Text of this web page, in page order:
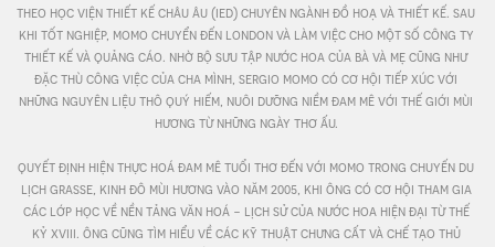
theo học viện thiết kế châu âu (ied) chuyên ngành đồ hoạ và thiết kế. sau
khi tốt nghiệp, momo chuyển đến london và làm việc cho một số công ty
thiết kế và quảng cáo. nhờ bộ sưu tập nước hoa của bà và mẹ cũng như
đặc thù công việc của cha mình, sergio momo có cơ hội tiếp xúc với
những nguyên liệu thô quý hiếm, nuôi dưỡng niềm đam mê với thế giới mùi
hương từ những ngày thơ ấu.
quyết định hiện thực hoá đam mê tuổi thơ đến với momo trong chuyến du
lịch grasse, kinh đô mùi hương vào năm 2005, khi ông có cơ hội tham gia
các lớp học về nền tảng văn hoá - lịch sử của nước hoa hiện đại từ thế
kỷ xviii. ông cũng tìm hiểu về các kỹ thuật chưng cất và chế tạo thủ